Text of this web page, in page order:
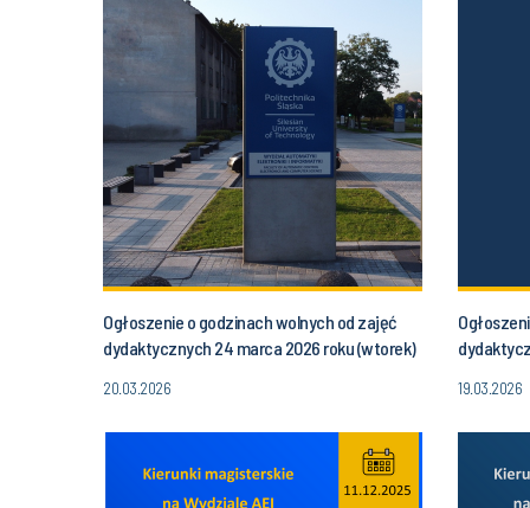
Ogłoszenie o godzinach wolnych od zajęć
dydaktycznych 24 marca 2026 roku (wtorek)
20.03.2026 19.03.2026